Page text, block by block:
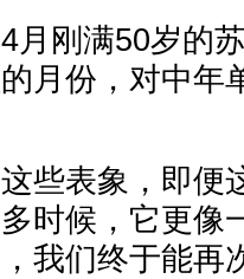
月刚满50岁的
月份，对中年
些表象，即便
时候，它更
我们终于能再